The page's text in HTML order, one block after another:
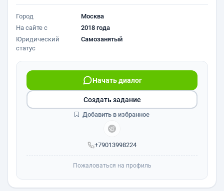
Город
Москва
На сайте с
2018 года
Юридический
статус
Самозанятый
+79013998224
Начать диалог
Создать задание
Добавить в избранное
Пожаловаться на профиль